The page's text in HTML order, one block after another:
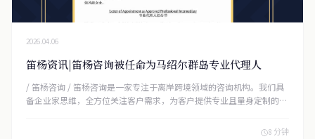
2026.04.06
笛杨资讯|笛杨咨询被任命为马绍尔群岛专业代理人
/ 笛杨咨询 / 笛杨咨询是一家专注于离岸跨境领域的咨询机构。我们具
备企业家思维，全方位关注客户需求，为客户提供专业且量身定制的个
岛、开曼群岛、塞浦路斯、卢森堡、百慕大、安圭拉和泽西岛等地。8 分钟